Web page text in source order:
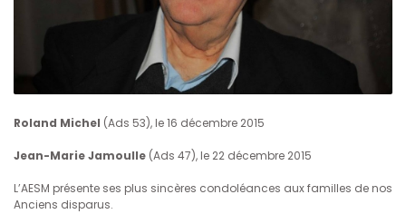
Roland Michel (Ads 53), le 16 décembre 2015
Jean-Marie Jamoulle (Ads 47), le 22 décembre 2015
L’AESM présente ses plus sincères condoléances aux familles de nos
Anciens disparus.